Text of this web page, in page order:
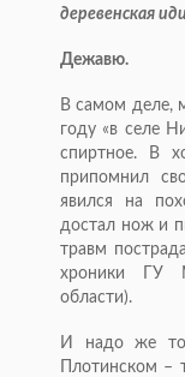
деревенская
Дежавю.
В самом деле,
году «в селе
спиртное. В
припомнил
явился на
достал нож и
травм
хроники ГУ
области).
И надо же
Плотинском –